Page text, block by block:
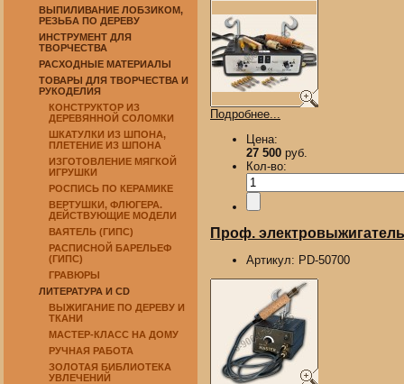
ВЫПИЛИВАНИЕ ЛОБЗИКОМ,
РЕЗЬБА ПО ДЕРЕВУ
ИНСТРУМЕНТ ДЛЯ
ТВОРЧЕСТВА
РАСХОДНЫЕ МАТЕРИАЛЫ
ТОВАРЫ ДЛЯ ТВОРЧЕСТВА И
РУКОДЕЛИЯ
КОНСТРУКТОР ИЗ
ДЕРЕВЯННОЙ СОЛОМКИ
ШКАТУЛКИ ИЗ ШПОНА,
ПЛЕТЕНИЕ ИЗ ШПОНА
ИЗГОТОВЛЕНИЕ МЯГКОЙ
ИГРУШКИ
РОСПИСЬ ПО КЕРАМИКЕ
ВЕРТУШКИ, ФЛЮГЕРА.
ДЕЙСТВУЮЩИЕ МОДЕЛИ
ВАЯТЕЛЬ (ГИПС)
РАСПИСНОЙ БАРЕЛЬЕФ
(ГИПС)
ГРАВЮРЫ
ЛИТЕРАТУРА И CD
ВЫЖИГАНИЕ ПО ДЕРЕВУ И
ТКАНИ
МАСТЕР-КЛАСС НА ДОМУ
РУЧНАЯ РАБОТА
ЗОЛОТАЯ БИБЛИОТЕКА
УВЛЕЧЕНИЙ
Подробнее...
Цена:
27 500 руб.
Кол-во:
Проф.
Артикул: PD-50700